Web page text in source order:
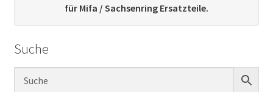
Kontakt
Sachs Ersatzteile
für Mifa / Sachsenring Ersatzteile.
Suche